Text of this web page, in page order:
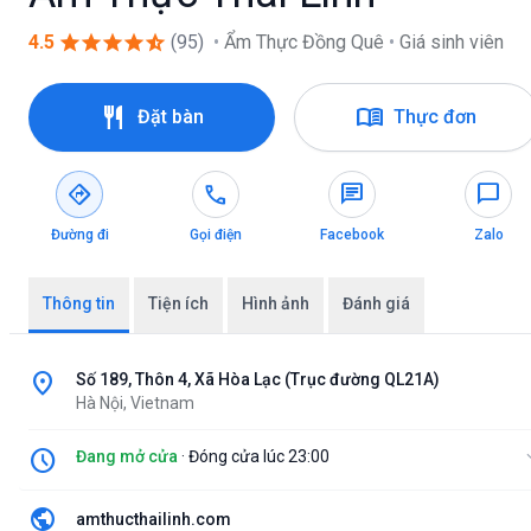
4.5 starstarstarstarstar_half (95) • Ẩm Thực Đồng Quê • Giá sinh viên
restaurant Đặt bàn menu_book Thực đơn
directions
Đường đi
call
Gọi điện
chat
Facebook
chat_bubble
Zalo
Thông tin Tiện ích Hình ảnh Đánh giá
location_on
Số 189, Thôn 4, Xã Hòa Lạc (Trục đường QL21A)
Hà Nội, Vietnam
schedule Đang mở cửa · Đóng cửa lúc 23:00
public amthucthailinh.com